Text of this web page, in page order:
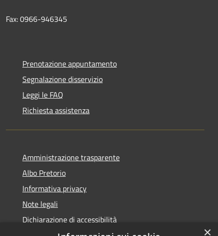
Fax: 0966-946345
Prenotazione appuntamento
Segnalazione disservizio
Leggi le FAQ
Richiesta assistenza
Amministrazione trasparente
Albo Pretorio
Informativa privacy
Note legali
Dichiarazione di accessibilità
×